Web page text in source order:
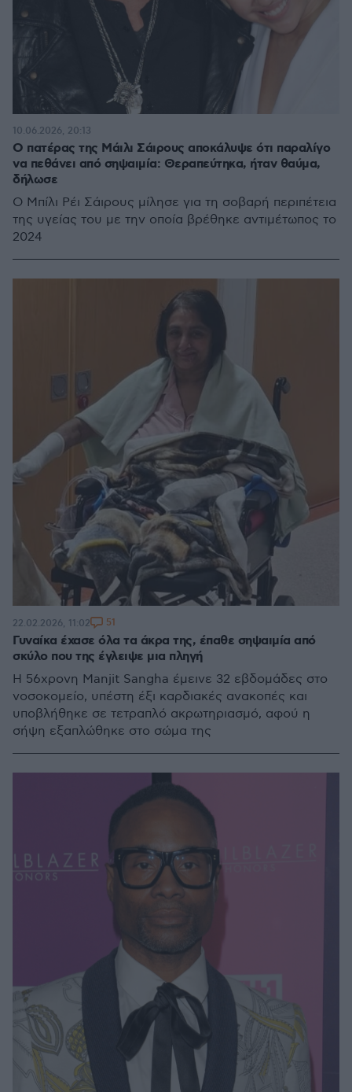
Ο πατέρας της Μάιλι Σάιρους αποκάλυψε ότι παραλίγο
να πεθάνει από σηψαιμία: Θεραπεύτηκα, ήταν θαύμα,
δήλωσε
Ο Μπίλι Ρέι Σάιρους μίλησε για τη σοβαρή περιπέτεια
της υγείας του με την οποία βρέθηκε αντιμέτωπος το
2024
10.06.2026, 20:13
Γυναίκα έχασε όλα τα άκρα της, έπαθε σηψαιμία από
σκύλο που της έγλειψε μια πληγή
Η 56χρονη Manjit Sangha έμεινε 32 εβδομάδες στο
νοσοκομείο, υπέστη έξι καρδιακές ανακοπές και
υποβλήθηκε σε τετραπλό ακρωτηριασμό, αφού η
σήψη εξαπλώθηκε στο σώμα της
22.02.2026, 11:02 51